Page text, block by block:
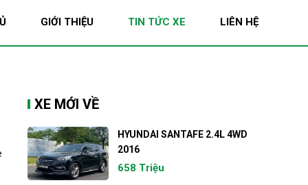
GIỚI THIỆU TIN TỨC XE LIÊN HỆ
XE MỚI VỀ
HYUNDAI SANTAFE 2.4L 4WD
2016
658 Triệu